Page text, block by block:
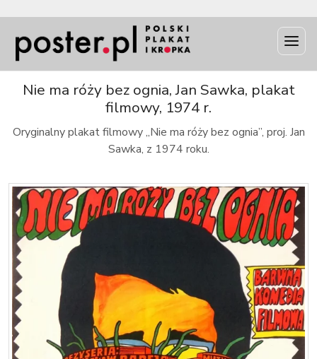
Nie ma róży bez ognia, Jan Sawka, plakat
filmowy, 1974 r.
Oryginalny plakat filmowy „Nie ma róży bez ognia”, proj. Jan
Sawka, z 1974 roku.